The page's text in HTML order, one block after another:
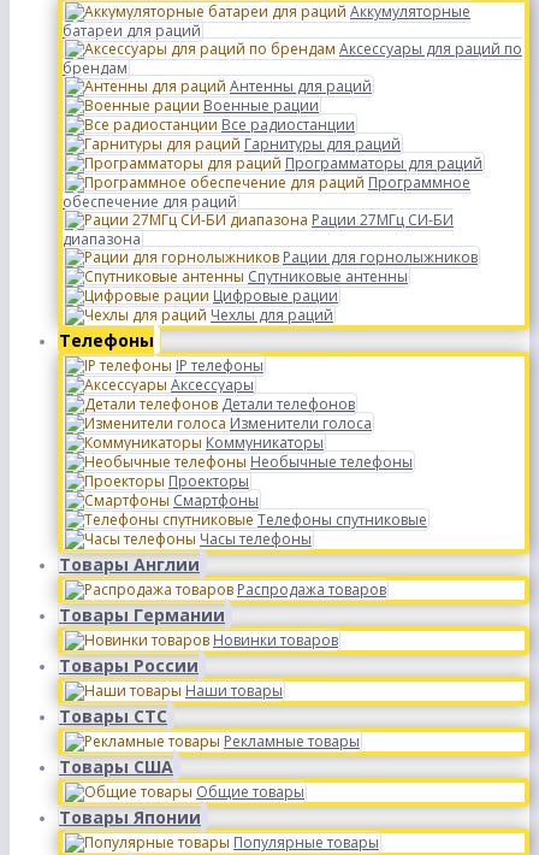
Аккумуляторные
батареи для раций
Аксессуары для раций по
брендам
Антенны для раций
Военные рации
Все радиостанции
Гарнитуры для раций
Программаторы для раций
Программное
обеспечение для раций
Рации 27МГц СИ-БИ
диапазона
Рации для горнолыжников
Спутниковые антенны
Цифровые рации
Чехлы для раций
Телефоны
IP телефоны
Аксессуары
Детали телефонов
Изменители голоса
Коммуникаторы
Необычные телефоны
Проекторы
Смартфоны
Телефоны спутниковые
Часы телефоны
Товары Англии
Распродажа товаров
Товары Германии
Новинки товаров
Товары России
Наши товары
Товары СТС
Рекламные товары
Товары США
Общие товары
Товары Японии
Популярные товары